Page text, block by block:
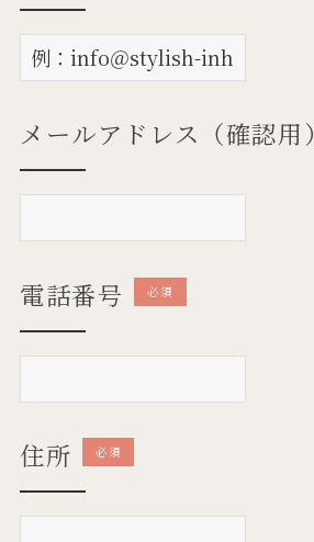
メールアドレス（確認用）
電話番号 必須
住所 必須